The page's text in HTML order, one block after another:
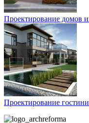
Проектирование домов
Проектирование